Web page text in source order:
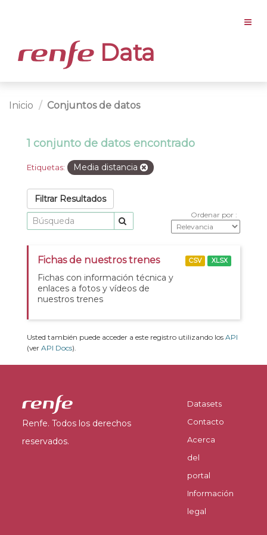
Data
Inicio Conjuntos de datos
1 conjunto de datos encontrado
Etiquetas: Media distancia
Filtrar Resultados
Ordenar por
Fichas de nuestros trenes
Fichas con información técnica y
enlaces a fotos y vídeos de
nuestros trenes
CSV XLSX
Usted también puede acceder a este registro utilizando los API
(ver API Docs).
Renfe. Todos los derechos
reservados.
Datasets
Contacto
Acerca
del
portal
Información
legal